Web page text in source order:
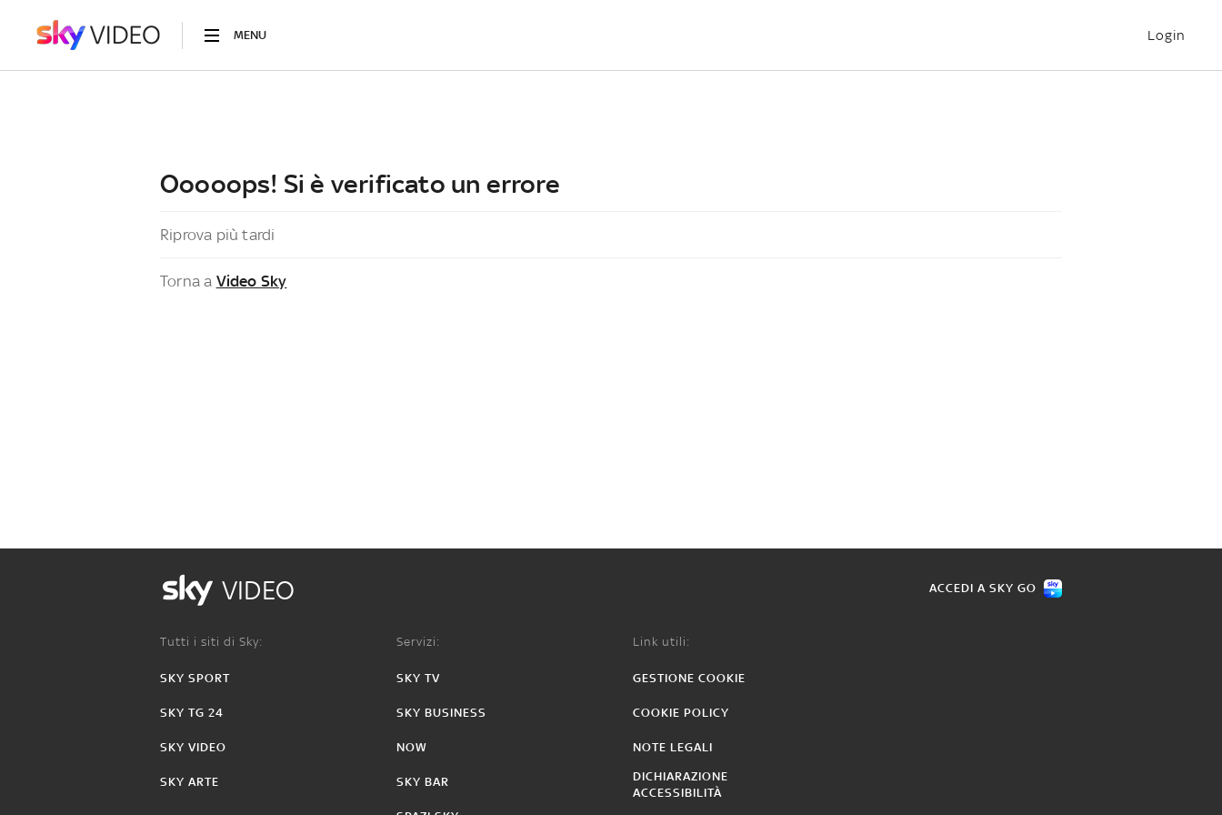
MENU Login
Ooooops! Si è verificato un errore
Riprova più tardi
Torna a Video Sky
VIDEO ACCEDI A SKY GO
Tutti i siti di Sky:
SKY SPORT
SKY TG 24
SKY VIDEO
SKY ARTE
Servizi:
SKY TV
SKY BUSINESS
NOW
SKY BAR
Link utili:
GESTIONE COOKIE
COOKIE POLICY
NOTE LEGALI
DICHIARAZIONE
ACCESSIBILITÀ